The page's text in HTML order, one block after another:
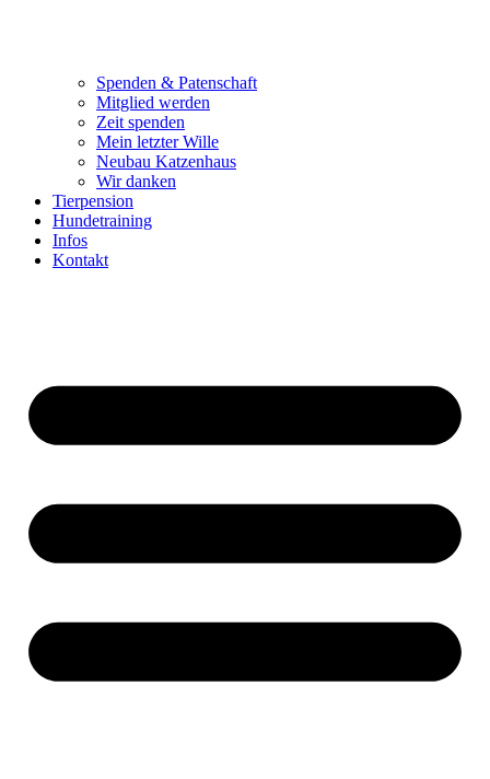
Spenden & Patenschaft
Mitglied werden
Zeit spenden
Mein letzter Wille
Neubau Katzenhaus
Wir danken
Tierpension
Hundetraining
Infos
Kontakt